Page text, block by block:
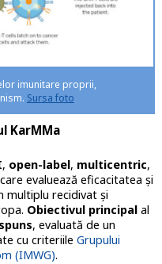
imunitare proprii,
Sursa foto
KarMMa
, open-label, multicentric,
evaluează eficacitatea și
multiplu recidivat și
Obiectivul principalal
, evaluată de un
cu criteriile Grupului
(IMWG).